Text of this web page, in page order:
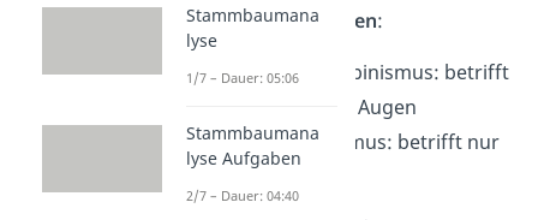
zwischenzwei Formen:
okulokutaner
Albinismus: betrifft
Haut, Haare und Augen
okulärerAlbinismus: betrifft nur
die Augen
Stammbaumana
lyse
1/7 – Dauer: 05:06
Stammbaumana
lyse Aufgaben
2/7 – Dauer: 04:40